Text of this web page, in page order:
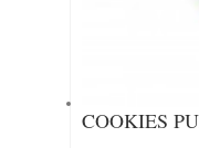
COOKIES